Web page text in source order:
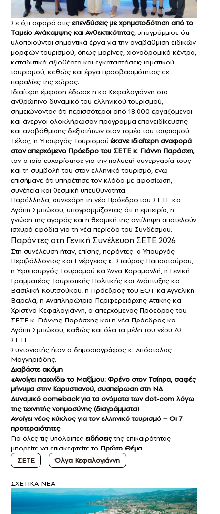
Σε ό,τι αφορά στις επενδύσεις με χρηματοδότηση από το
Ταμείο Ανάκαμψης και Ανθεκτικότητας, υπογράμμισε ότι
υλοποιούνται σημαντικά έργα για την αναβάθμιση ειδικών
μορφών τουρισμού, όπως μαρίνες, χιονοδρομικά κέντρα,
καταδυτικά αξιοθέατα και εγκαταστάσεις ιαματικού
τουρισμού, καθώς και έργα προσβασιμότητας σε
παραλίες της χώρας.
Ιδιαίτερη έμφαση έδωσε η κα Κεφαλογιάννη στο
ανθρώπινο δυναμικό του ελληνικού τουρισμού,
σημειώνοντας ότι περισσότεροι από 18.000 εργαζόμενοι
και άνεργοι ολοκλήρωσαν πρόγραμμα επανειδίκευσης
και αναβάθμισης δεξιοτήτων στον τομέα του τουρισμού.
Τέλος, η Υπουργός Τουρισμού έκανε ιδιαίτερη αναφορά
στον απερχόμενο Πρόεδρο του ΣΕΤΕ κ. Γιάννη Παράσχη,
τον οποίο ευχαρίστησε για την πολυετή συνεργασία τους
και τη συμβολή του στον ελληνικό τουρισμό, ενώ
επισήμανε ότι υπηρέτησε τον κλάδο με αφοσίωση,
συνέπεια και θεσμική υπευθυνότητα.
Παράλληλα, συνεχάρη τη νέα Πρόεδρο του ΣΕΤΕ κα
Αγάπη Σμπώκου, υπογραμμίζοντας ότι η εμπειρία, η
γνώση της αγοράς και η θεσμική της αντίληψη αποτελούν
ισχυρά εφόδια για τη νέα περίοδο του Συνδέσμου.
Παρόντες στη Γενική Συνέλευση ΣΕΤΕ 2026
Στη συνέλευση ήταν, επίσης, παρόντες: ο Υπουργός
Περιβάλλοντος και Ενέργειας κ. Σταύρος Παπασταύρου,
η Υφυπουργός Τουρισμού κα Άννα Καραμανλή, η Γενική
Γραμματέας Τουριστικής Πολιτικής και Ανάπτυξης κα
Βασιλική Κουτσούκου, η Πρόεδρος του ΕΟΤ κα Αγγελική
Βαρελά, η Αναπληρώτρια Περιφερειάρχης Αττικής κα
Χριστίνα Κεφαλογιάννη, ο απερχόμενος Πρόεδρος του
ΣΕΤΕ κ. Γιάννης Παράσχης και η νέα Πρόεδρος κα
Αγάπη Σμπώκου, καθώς και όλα τα μέλη του νέου ΔΣ
ΣΕΤΕ.
Συντονιστής ήταν ο δημοσιογράφος κ. Απόστολος
Μαγγηριάδης.
Διαβάστε ακόμη
«Ανοίγει παιχνίδι» το Μαξίμου: Φρένο στον Τσίπρα, σαφές
μήνυμα στην Καρυστιανού, συσπείρωση στη ΝΔ
Δυναμικό comeback για τα ονόματα των dot-com λόγω
της τεχνητής νοημοσύνης (διαγράμματα)
Ανοίγει νέος κύκλος για τον ελληνικό τουρισμό – Οι 7
προτεραιότητες
Για όλες τις υπόλοιπες ειδήσειςτης επικαιρότητας
μπορείτε να επισκεφτείτε το Πρώτο Θέμα
ΣΕΤΕ
Όλγα Κεφαλογιάννη
ΣXETIKA NEA